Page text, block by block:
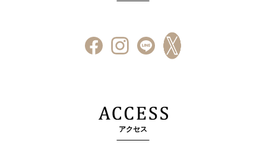
アクセス